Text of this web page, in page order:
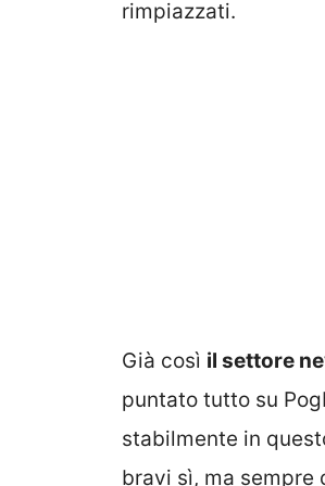
rimpiazzati.
Già così il settore
puntato tutto su
stabilmente in
bravi sì, ma sempre